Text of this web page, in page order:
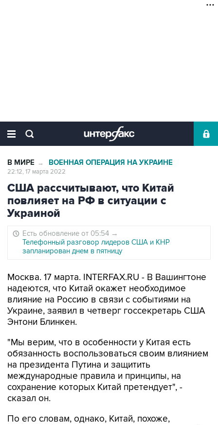
В МИРЕ → ВОЕННАЯ ОПЕРАЦИЯ НА УКРАИНЕ
22:12, 17 марта 2022
США рассчитывают, что Китай
повлияет на РФ в ситуации с
Украиной
Есть обновление от 05:54 →
Телефонный разговор лидеров США и КНР
запланирован днем в пятницу
Москва. 17 марта. INTERFAX.RU - В Вашингтоне
надеются, что Китай окажет необходимое
влияние на Россию в связи с событиями на
Украине, заявил в четверг госсекретарь США
Энтони Блинкен.
"Мы верим, что в особенности у Китая есть
обязанность воспользоваться своим влиянием
на президента Путина и защитить
международные правила и принципы, на
сохранение которых Китай претендует", -
сказал он.
По его словам, однако, Китай, похоже,